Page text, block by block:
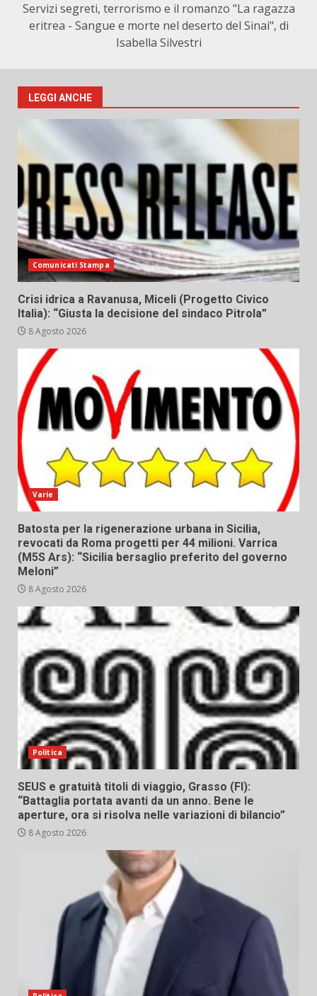
Servizi segreti, terrorismo e il romanzo "La ragazza
eritrea - Sangue e morte nel deserto del Sinai", di
Isabella Silvestri
LEGGI ANCHE
Comunicati Stampa
Crisi idrica a Ravanusa, Miceli (Progetto Civico
Italia): “Giusta la decisione del sindaco Pitrola”
8 Agosto 2026
Varie
Batosta per la rigenerazione urbana in Sicilia,
revocati da Roma progetti per 44 milioni. Varrica
(M5S Ars): “Sicilia bersaglio preferito del governo
Meloni”
8 Agosto 2026
Politica
SEUS e gratuità titoli di viaggio, Grasso (FI):
“Battaglia portata avanti da un anno. Bene le
aperture, ora si risolva nelle variazioni di bilancio”
8 Agosto 2026